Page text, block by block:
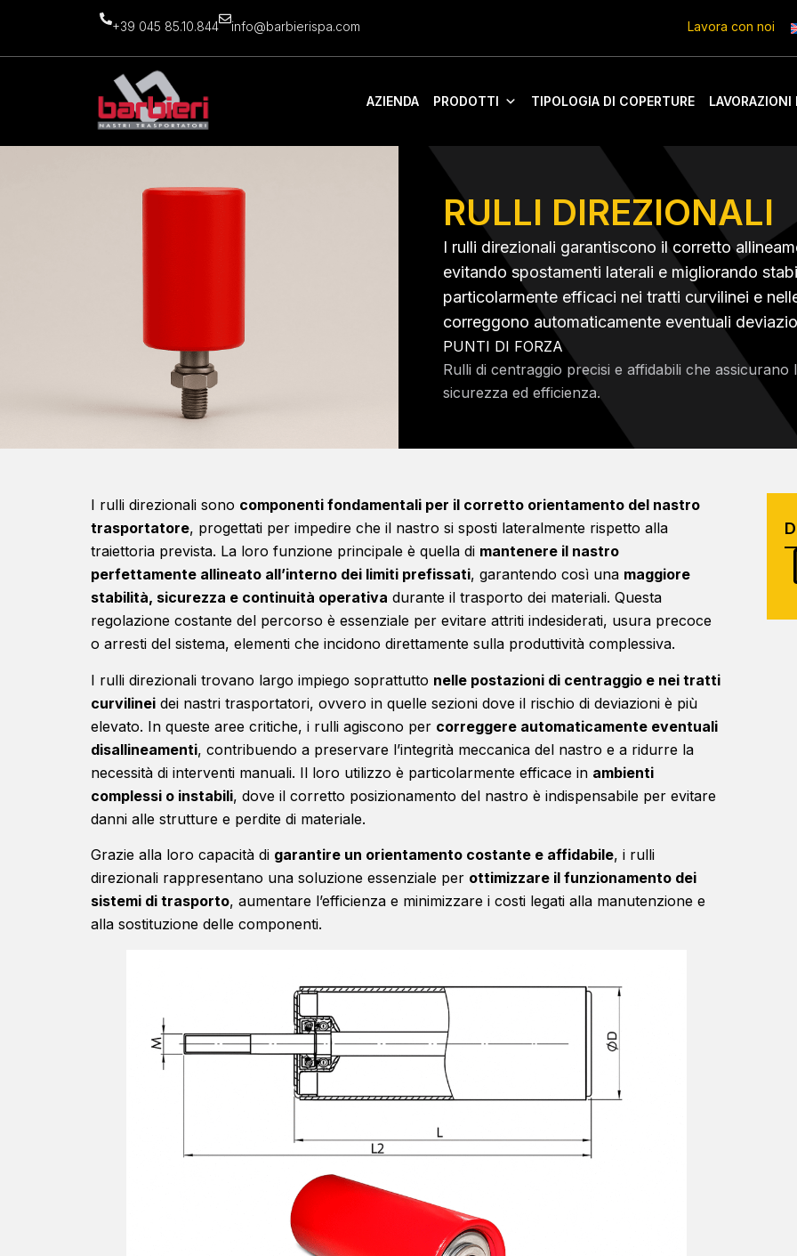
+39 045 85.10.844 info@barbierispa.com Lavora con noi
AZIENDA PRODOTTI TIPOLOGIA DI COPERTURE LAVORAZIONI
RULLI DIREZIONALI
I rulli direzionali garantiscono il corretto
evitando spostamenti laterali e migliorando
particolarmente efficaci nei tratti curvilinei e
correggono automaticamente eventuali
PUNTI DI FORZA
Rulli di centraggio precisi e affidabili che assicurano
sicurezza ed efficienza.
I rulli direzionali sono componenti fondamentali per il corretto orientamento del nastro
trasportatore, progettati per impedire che il nastro si sposti lateralmente rispetto alla
traiettoria prevista. La loro funzione principale è quella di mantenere il nastro
perfettamente allineato all’interno dei limiti prefissati, garantendo così una maggiore
stabilità, sicurezza e continuità operativa durante il trasporto dei materiali. Questa
regolazione costante del percorso è essenziale per evitare attriti indesiderati, usura precoce
o arresti del sistema, elementi che incidono direttamente sulla produttività complessiva.
I rulli direzionali trovano largo impiego soprattutto nelle postazioni di centraggio e nei tratti
curvilinei dei nastri trasportatori, ovvero in quelle sezioni dove il rischio di deviazioni è più
elevato. In queste aree critiche, i rulli agiscono per correggere automaticamente eventuali
disallineamenti, contribuendo a preservare l’integrità meccanica del nastro e a ridurre la
necessità di interventi manuali. Il loro utilizzo è particolarmente efficace in ambienti
complessi o instabili, dove il corretto posizionamento del nastro è indispensabile per evitare
danni alle strutture e perdite di materiale.
Grazie alla loro capacità di garantire un orientamento costante e affidabile, i rulli
direzionali rappresentano una soluzione essenziale per ottimizzare il funzionamento dei
sistemi di trasporto, aumentare l’efficienza e minimizzare i costi legati alla manutenzione e
alla sostituzione delle componenti.